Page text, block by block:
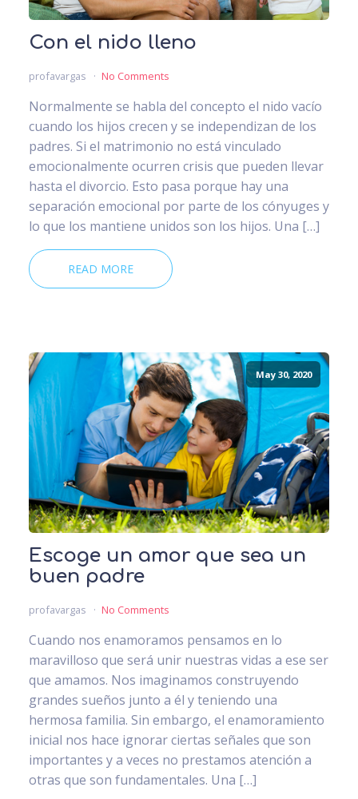
Con el nido lleno
profavargas No Comments
Normalmente se habla del concepto el nido vacío
cuando los hijos crecen y se independizan de los
padres. Si el matrimonio no está vinculado
emocionalmente ocurren crisis que pueden llevar
hasta el divorcio. Esto pasa porque hay una
separación emocional por parte de los cónyuges y
lo que los mantiene unidos son los hijos. Una […]
READ MORE
May 30, 2020
Escoge un amor que sea un
buen padre
profavargas No Comments
Cuando nos enamoramos pensamos en lo
maravilloso que será unir nuestras vidas a ese ser
que amamos. Nos imaginamos construyendo
grandes sueños junto a él y teniendo una
hermosa familia. Sin embargo, el enamoramiento
inicial nos hace ignorar ciertas señales que son
importantes y a veces no prestamos atención a
otras que son fundamentales. Una […]